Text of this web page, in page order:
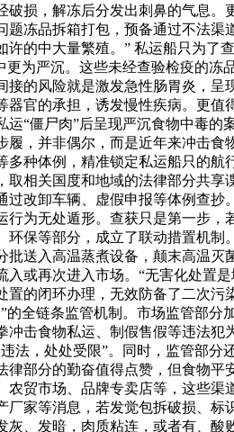
破损，解冻后分发出刺鼻的气息
题冻品拆箱打包，预备通过不法
许的中大量繁殖。” 私运船只为
更为严沉。这些未经查验检疫的
接的风险就是激发急性肠胃炎，
器官的承担，诱发慢性疾病。更
运“僵尸肉”后呈现严沉食物中毒
履，并非偶尔，而是近年来冲击
多种体例，精准锁定私运船只的
相关国度和地域的法律部分共
过改卸车辆、虚假申报等体例查
行为无处遁形。查获只是第一步
环保等部分，成立了联动措置机
批送入高温蒸煮设备，颠末高温
入或再次进入市场。“无害化处置
置的闭环办理，无效防备了二次
的全链条监管机制。市场监管部
冲击食物私运、制假售假等违法
法，处处受限”。同时，监管部
律部分的勤奋值得点赞，但食物
农贸市场、品牌专卖店等，这些
厂家等消息，若发觉包拆破损、
灰、发暗，肉质粘连，或者有、